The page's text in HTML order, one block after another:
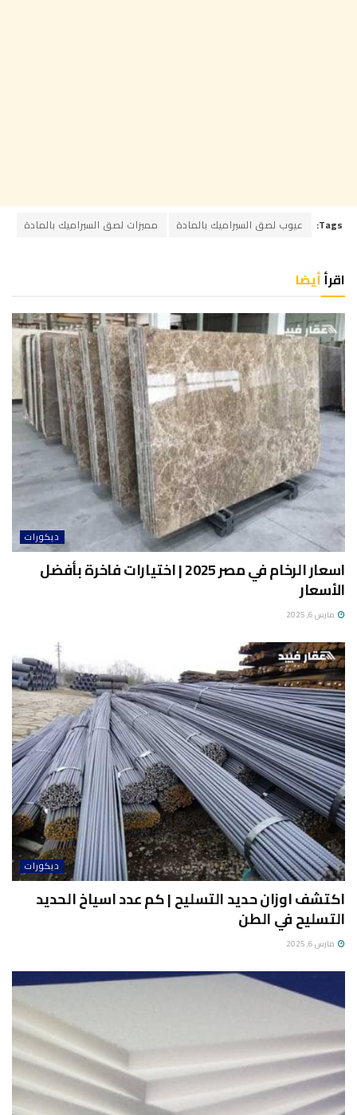
Tags: عيوب لصق السيراميك بالمادة مميزات لصق السيراميك بالمادة
اقرأأيضا
ديكورات
اسعار الرخام في مصر 2025 | اختيارات فاخرة بأفضل
الأسعار
مارس 6, 2025
ديكورات
اكتشف اوزان حديد التسليح | كم عدد اسياخ الحديد
التسليح في الطن
مارس 6, 2025